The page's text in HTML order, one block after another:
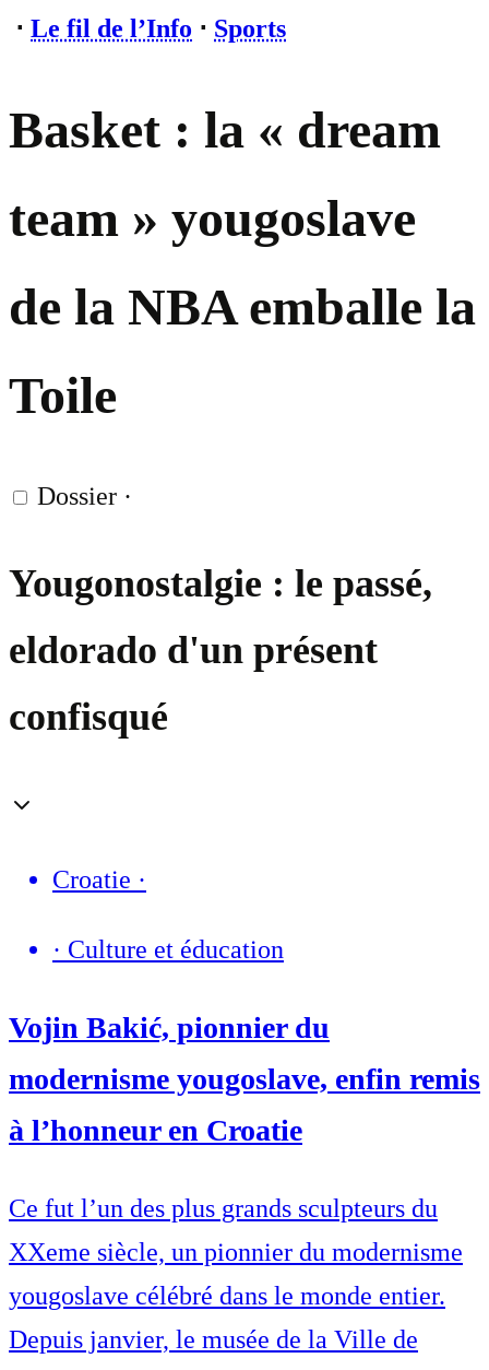
⋅ Le fil de l’Info ⋅ Sports
Basket : la « dream
team » yougoslave
de la NBA emballe la
Toile
Dossier ·
Yougonostalgie : le passé,
eldorado d'un présent
confisqué
Croatie ·
· Culture et éducation
Vojin Bakić, pionnier du
modernisme yougoslave, enfin remis
à l’honneur en Croatie
Ce fut l’un des plus grands sculpteurs du
XXeme siècle, un pionnier du modernisme
yougoslave célébré dans le monde entier.
Depuis janvier, le musée de la Ville de